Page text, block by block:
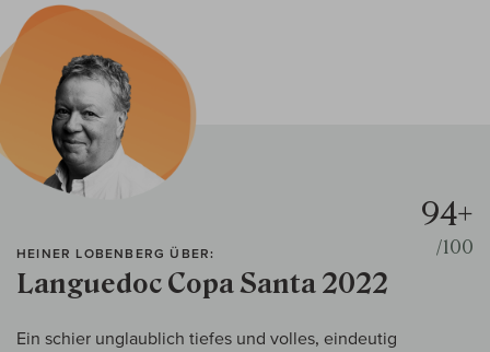
HEINER LOBENBERG ÜBER:
Languedoc Copa Santa 2022
94+
/100
Ein schier unglaublich tiefes und volles, eindeutig